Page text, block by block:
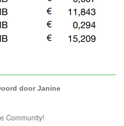
doorJanine
Community!